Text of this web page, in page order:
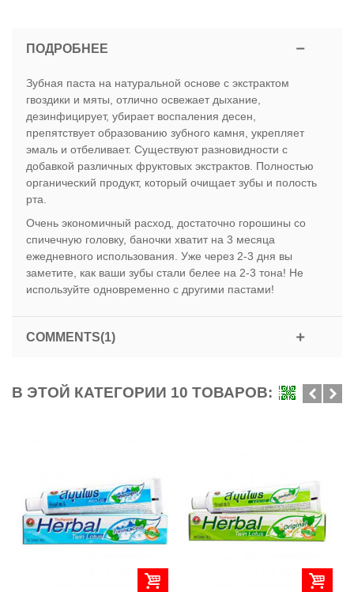
ПОДРОБНЕЕ
Зубная паста на натуральной основе с экстрактом
гвоздики и мяты, отлично освежает дыхание,
дезинфицирует, убирает воспаления десен,
препятствует образованию зубного камня, укрепляет
эмаль и отбеливает. Существуют разновидности с
добавкой различных фруктовых экстрактов. Полностью
органический продукт, который очищает зубы и полость
рта.
Очень экономичный расход, достаточно горошины со
спичечную головку, баночки хватит на 3 месяца
ежедневного использования. Уже через 2-3 дня вы
заметите, как ваши зубы стали белее на 2-3 тона! Не
используйте одновременно с другими пастами!
COMMENTS(1)
В ЭТОЙ КАТЕГОРИИ 10 ТОВАРОВ: